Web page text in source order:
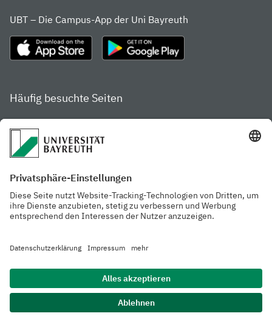
UBT – Die Campus-App der Uni Bayreuth
Häufig besuchte Seiten
Studienportal
Gamechanger Campus
Aktuelle
Pressemitteilungen
Arbeiten an der
Universität
Cafeterien
Studiengangsfinder
Services & Beratung für
Ansprechpersonen der
Uni Bayreuth
Datenschutzerklärung Barrierefreiheitserklärung
Hausordnung Impressum Kontakt